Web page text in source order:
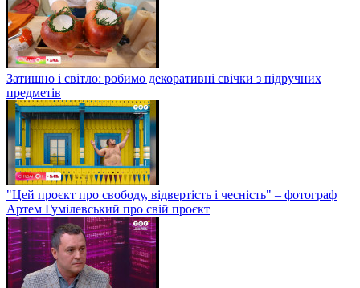
Затишно і світло: робимо декоративні свічки з підручних
предметів
"Цей проєкт про свободу, відвертість і чесність" – фотограф
Артем Гумілевський про свій проєкт